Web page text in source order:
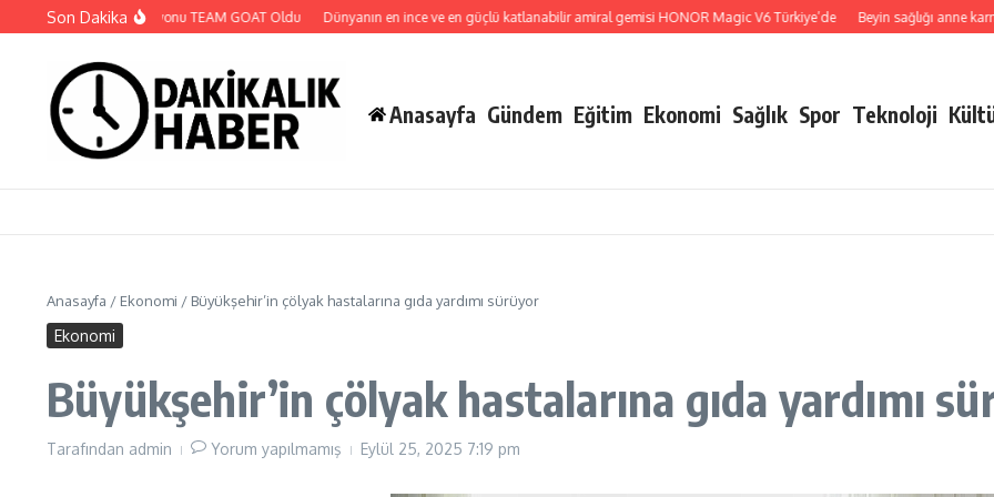
İçeriğe atlaSon Dakika
2. Sezon Şampiyonu TEAM GOAT Oldu Dünyanın en ince ve en güçlü katlanabilir amiral gemisi HONOR Magic V6 Türkiye’de Beyin sağlığı anne karnında
Anasayfa Gündem Eğitim Ekonomi Sağlık Spor Teknoloji
Anasayfa / Ekonomi / Büyükşehir’in çölyak hastalarına gıda yardımı sürüyor
Ekonomi
Büyükşehir’in çölyak hastalarına gıda yardımı
Tarafından admin Yorum yapılmamış Eylül 25, 2025 7:19 pm